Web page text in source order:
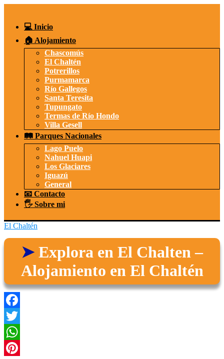
contenido💻 Inicio
🏠 Alojamiento
Chascomús
El Chaltén
Potrerillos
Purmamarca
Río Gallegos
Santa Teresita
Tupungato
Termas de Río Hondo
Villa Gesell
🛤️ Parques Nacionales
Lago Puelo
Nahuel Huapi
Los Glaciares
Iguazú
General
📧 Contacto
🖐️ Sobre mi
El Chaltén
Explora en El Chalten –
Alojamiento en El Chaltén
Facebook
Twitter
WhatsApp